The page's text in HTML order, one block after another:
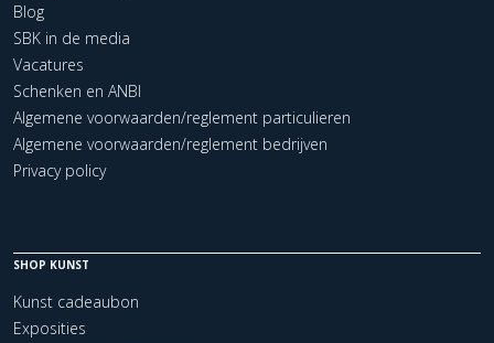
Blog
SBK in de media
Vacatures
Schenken en ANBI
Algemene voorwaarden/reglement particulieren
Algemene voorwaarden/reglement bedrijven
Privacy policy
SHOP KUNST
Kunst cadeaubon
Exposities